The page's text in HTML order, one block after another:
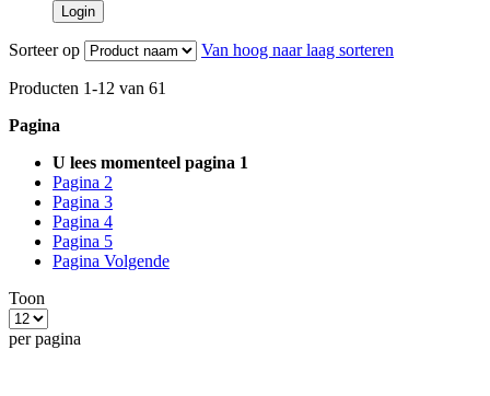
Login
Sorteer op Van hoog naar laag sorteren
Producten 1-12 van 61
Pagina
U lees momenteel pagina 1
Pagina 2
Pagina 3
Pagina 4
Pagina 5
Pagina Volgende
Toon
per pagina